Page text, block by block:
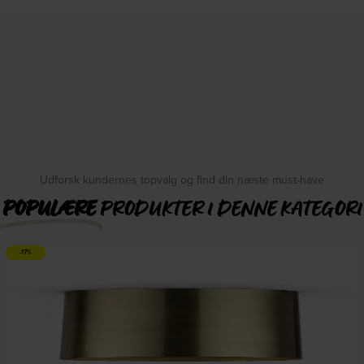
Udforsk kundernes topvalg og find din næste must-have
POPULÆREPRODUKTER I DENNE KATEGORI
-17%